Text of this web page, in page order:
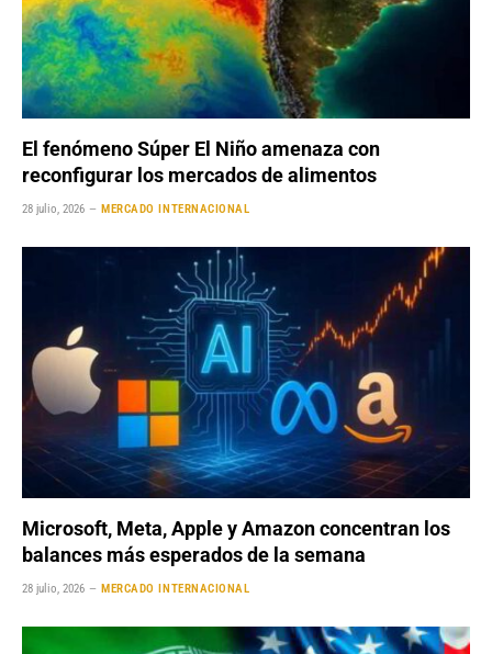
El fenómeno Súper El Niño amenaza con
reconfigurar los mercados de alimentos
28 julio, 2026 MERCADO INTERNACIONAL
Microsoft, Meta, Apple y Amazon concentran los
balances más esperados de la semana
28 julio, 2026 MERCADO INTERNACIONAL